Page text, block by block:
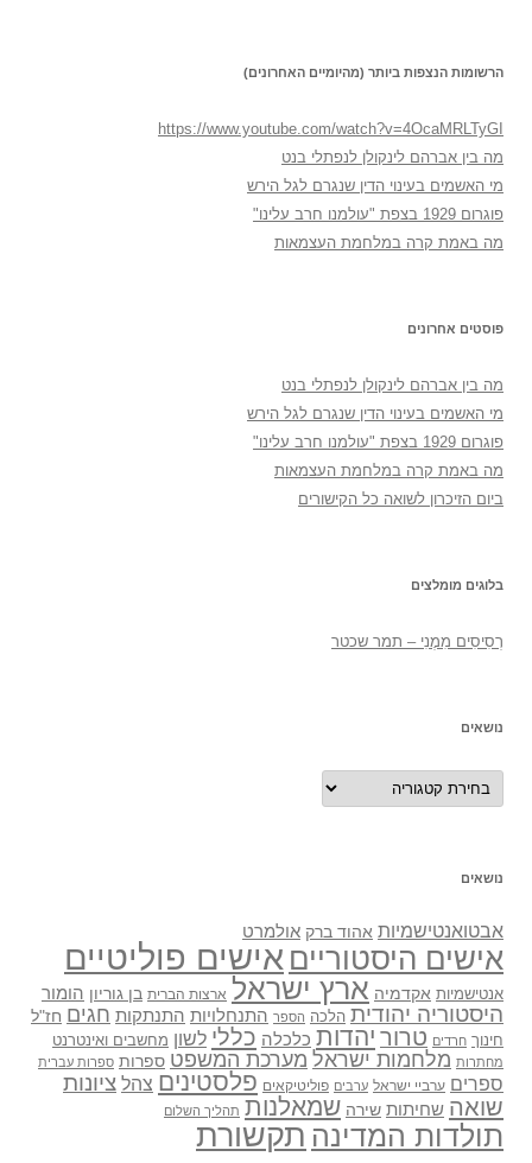
הרשומות הנצפות ביותר (מהיומיים האחרונים)
https://www.youtube.com/watch?v=4OcaMRLTyGI
מה בין אברהם לינקולן לנפתלי בנט
מי האשמים בעינוי הדין שנגרם לגל הירש
פוגרום 1929 בצפת "עולמנו חרב עלינו"
מה באמת קרה במלחמת העצמאות
פוסטים אחרונים
מה בין אברהם לינקולן לנפתלי בנט
מי האשמים בעינוי הדין שנגרם לגל הירש
פוגרום 1929 בצפת "עולמנו חרב עלינו"
מה באמת קרה במלחמת העצמאות
ביום הזיכרון לשואה כל הקישורים
בלוגים מומלצים
רְסִיסִים מִמֶנִי – תמר שכטר
נושאים
נושאים
נושאים
אבטואנטישמיות אהוד ברק אולמרט
אישים היסטוריים אישים פוליטיים
אנטישמיות אקדמיה ארץ ישראל ארצות הברית בן גוריון הומור
היסטוריה יהודית הלכה הספר התנחלויות התנתקות חגים חז"ל
חינוך חרדים טרור יהדות כלכלה כללי לשון מחשבים ואינטרנט
מחתרות מלחמות ישראל מערכת המשפט ספרות ספרות עברית
ספרים ערביי ישראל ערבים פוליטיקאים פלסטינים צהל ציונות
שואה שחיתות שירה שמאלנות תהליך השלום
תולדות המדינה תקשורת